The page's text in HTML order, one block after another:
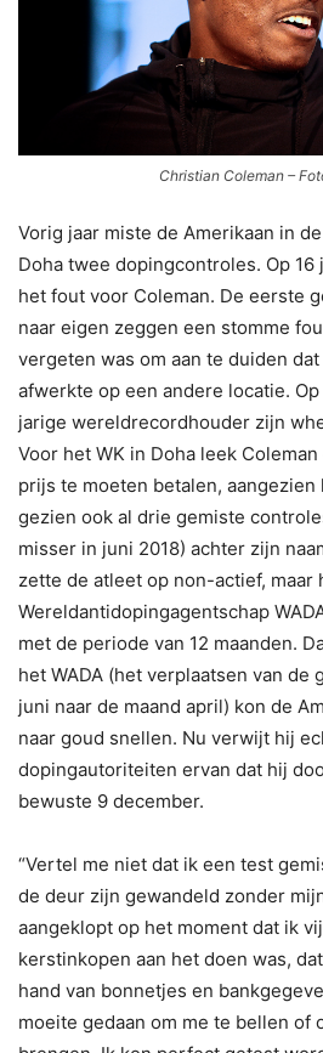
Christian Coleman –
Vorig jaar miste de Amerikaan in
Doha twee dopingcontroles. Op
het fout voor Coleman. De eerste
naar eigen zeggen een stomme
vergeten was om aan te duiden
afwerkte op een andere locatie.
jarige wereldrecordhouder zijn
Voor het WK in Doha leek
prijs te moeten betalen,
gezien ook al drie gemiste
misser in juni 2018) achter zijn
zette de atleet op non-actief, maar
Wereldantidopingagentschap
met de periode van 12 maanden.
het WADA (het verplaatsen van de
juni naar de maand april) kon de
naar goud snellen. Nu verwijt hij
dopingautoriteiten ervan dat hij
bewuste 9 december.
“Vertel me niet dat ik een test
de deur zijn gewandeld zonder
aangeklopt op het moment dat ik
kerstinkopen aan het doen was,
hand van bonnetjes en
moeite gedaan om me te bellen of